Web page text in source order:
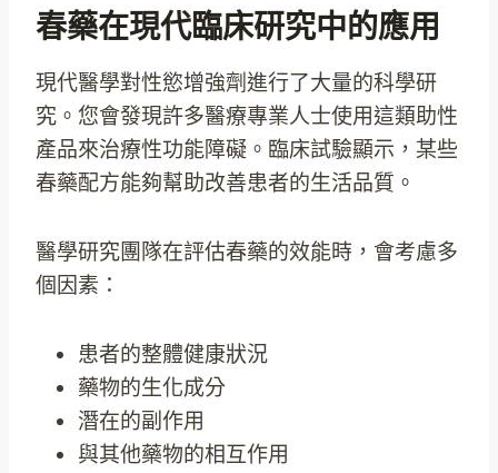
春藥在現代臨床研究中的應用
現代醫學對性慾增強劑進行了大量的科學研
究。您會發現許多醫療專業人士使用這類助性
產品來治療性功能障礙。臨床試驗顯示，某些
春藥配方能夠幫助改善患者的生活品質。
醫學研究團隊在評估春藥的效能時，會考慮多
個因素：
患者的整體健康狀況
藥物的生化成分
潛在的副作用
與其他藥物的相互作用